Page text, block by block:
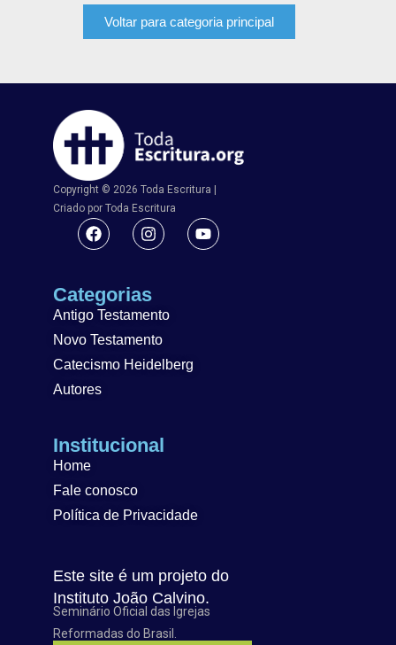
Voltar para categoria principal
Copyright © 2026 Toda Escritura |
Criado por Toda Escritura
Categorias
Antigo Testamento
Novo Testamento
Catecismo Heidelberg
Autores
Institucional
Home
Fale conosco
Política de Privacidade
Este site é um projeto do
Instituto João Calvino.
Seminário Oficial das Igrejas
Reformadas do Brasil.